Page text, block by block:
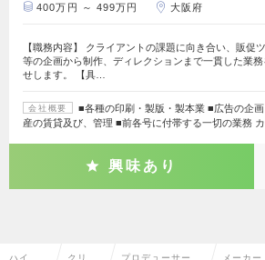
400万円 ～ 499万円 大阪府
【職務内容】 クライアントの課題に向き合い、販促
等の企画から制作、ディレクションまで一貫した業
せします。 【具…
会社概要
■各種の印刷・製版・製本業 ■広告の企
産の賃貸及び、管理 ■前各号に付帯する一切の業務
興味あり
ハイク クリエ プロデューサー・ メーカ